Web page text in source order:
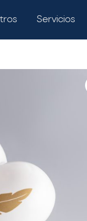
Servicios